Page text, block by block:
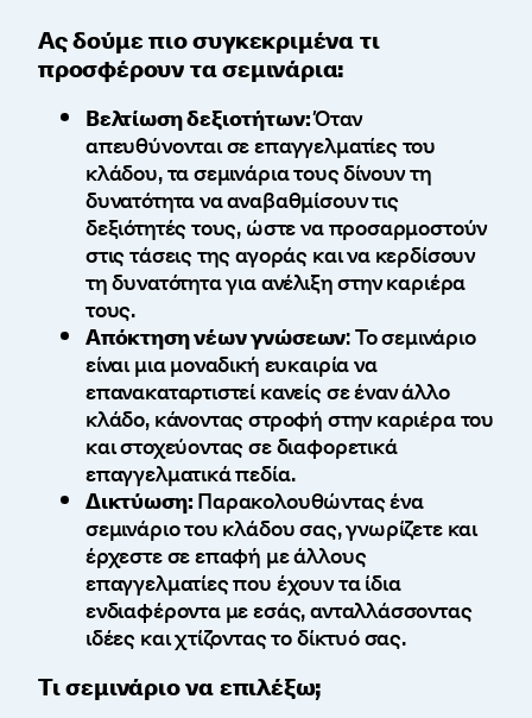
Ας δούμε πιο συγκεκριμένα τι
προσφέρουν τα σεμινάρια:
Βελτίωση δεξιοτήτων:Όταν
απευθύνονται σε επαγγελματίες του
κλάδου, τα σεμινάρια τους δίνουν τη
δυνατότητα να αναβαθμίσουν τις
δεξιότητές τους, ώστε να προσαρμοστούν
στις τάσεις της αγοράς και να κερδίσουν
τη δυνατότητα για ανέλιξη στην καριέρα
τους.
Απόκτηση νέων γνώσεων: Το σεμινάριο
είναι μια μοναδική ευκαιρία να
επανακαταρτιστεί κανείς σε έναν άλλο
κλάδο, κάνοντας στροφή στην καριέρα του
και στοχεύοντας σε διαφορετικά
επαγγελματικά πεδία.
Δικτύωση:Παρακολουθώντας ένα
σεμινάριο του κλάδου σας, γνωρίζετε και
έρχεστε σε επαφή με άλλους
επαγγελματίες που έχουν τα ίδια
ενδιαφέροντα με εσάς, ανταλλάσσοντας
ιδέες και χτίζοντας το δίκτυό σας.
Τι σεμινάριο να επιλέξω;